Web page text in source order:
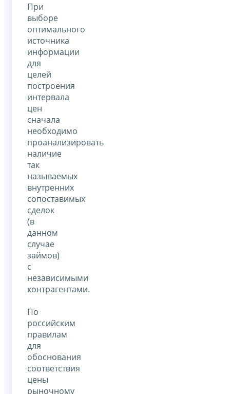
При
выборе
оптимального
источника
информации
для
целей
построения
интервала
цен
сначала
необходимо
проанализировать
наличие
так
называемых
внутренних
сопоставимых
сделок
(в
данном
случае
займов)
с
независимыми
контрагентами.
По
российским
правилам
для
обоснования
соответствия
цены
рыночному